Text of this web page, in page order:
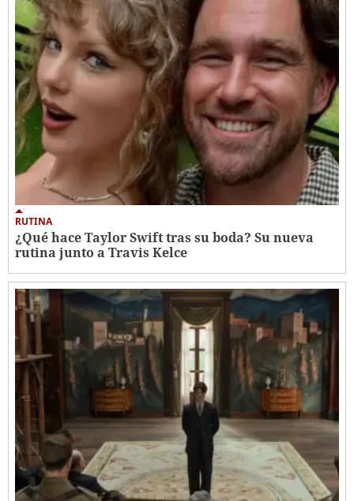
RUTINA
¿Qué hace Taylor Swift tras su boda? Su nueva
rutina junto a Travis Kelce